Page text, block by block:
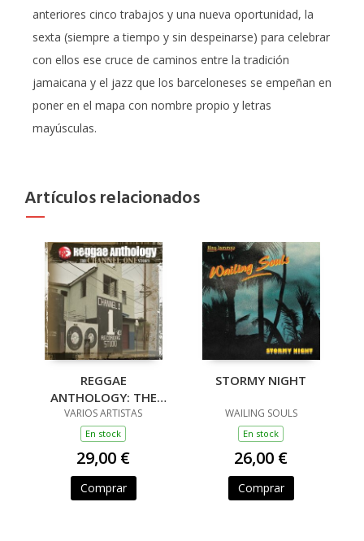
anteriores cinco trabajos y una nueva oportunidad, la
sexta (siempre a tiempo y sin despeinarse) para celebrar
con ellos ese cruce de caminos entre la tradición
jamaicana y el jazz que los barceloneses se empeñan en
poner en el mapa con nombre propio y letras
mayúsculas.
Artículos relacionados
REGGAE
ANTHOLOGY: THE
CHANNEL ONE STORY
(3LP)
VARIOS ARTISTAS
En stock
29,00 €
Comprar
STORMY NIGHT
WAILING SOULS
En stock
26,00 €
Comprar